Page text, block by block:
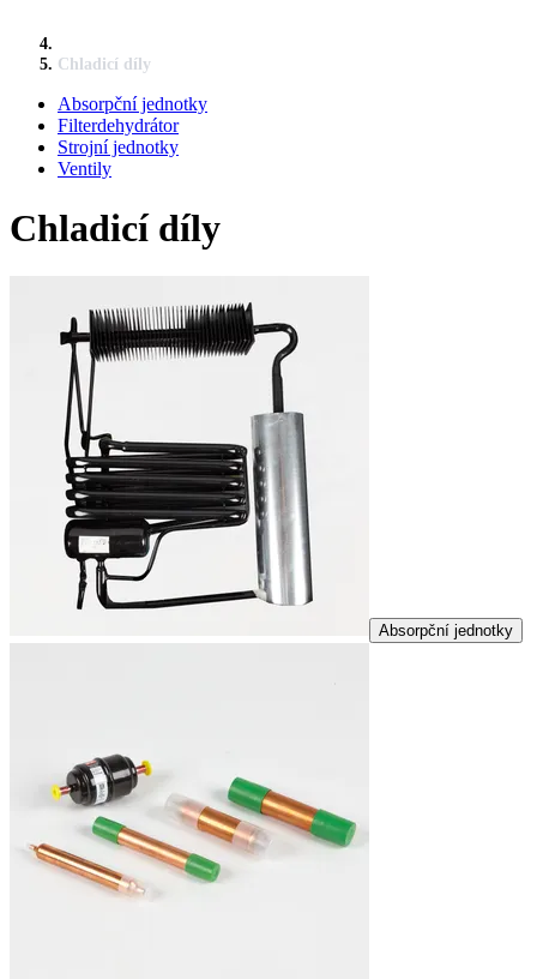
Chladicí díly
Absorpční jednotky
Filterdehydrátor
Strojní jednotky
Ventily
Chladicí díly
Absorpční jednotky